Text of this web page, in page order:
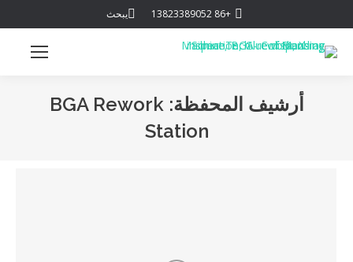
+86 13823389052 يبحث:
يبحث
أرشيف المحفظة:BGA Rework
Station